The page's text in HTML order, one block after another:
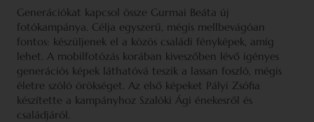
Generációkat kapcsol össze Gurmai Beáta új
fotókampánya. Célja egyszerű, mégis mellbevágóan
fontos: készüljenek el a közös családi fényképek, amíg
lehet. A mobilfotózás korában kiveszőben lévő igényes
generációs képek láthatóvá teszik a lassan foszló, mégis
életre szóló örökséget. Az első képeket Pályi Zsófia
készítette a kampányhoz Szalóki Ági énekesről és
családjáról.